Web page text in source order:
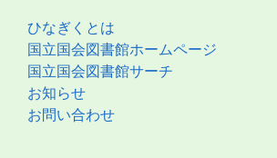
ひなぎくとは
国立国会図書館ホームページ
国立国会図書館サーチ
お知らせ
お問い合わせ